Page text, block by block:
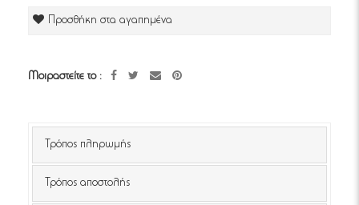
Προσθήκη στα αγαπημένα
Μοιραστείτε το :
Τρόπος πληρωμής
Τρόπος αποστολής